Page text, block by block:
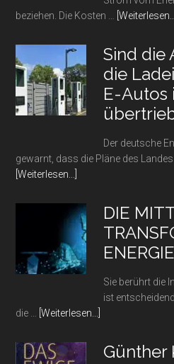
beziehen. Die Kosten …
[Weiterlesen...]
Sind die
die
E-Autos
Der deutsche
gewarnt, dass die Pläne des
[Weiterlesen...]
Plugin
Sind
die
Ansprüche
an
Ladeinfrastruktur
für
Autos
in
DIE
Sie berührt die
ist
die …
[Weiterlesen...]
Plugin
DIE
Günther